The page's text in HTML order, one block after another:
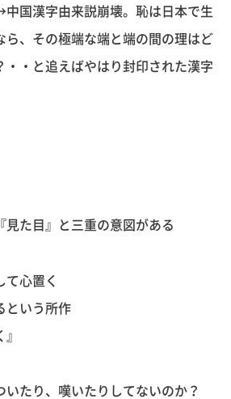
国漢字由来説崩壊。恥は日本で生
ら、その極端な端と端の間の理はど
・・と追えばやはり封印された漢字
見た目』と三重の意図がある
て心置く
という所作
たり、嘆いたりしてないのか？